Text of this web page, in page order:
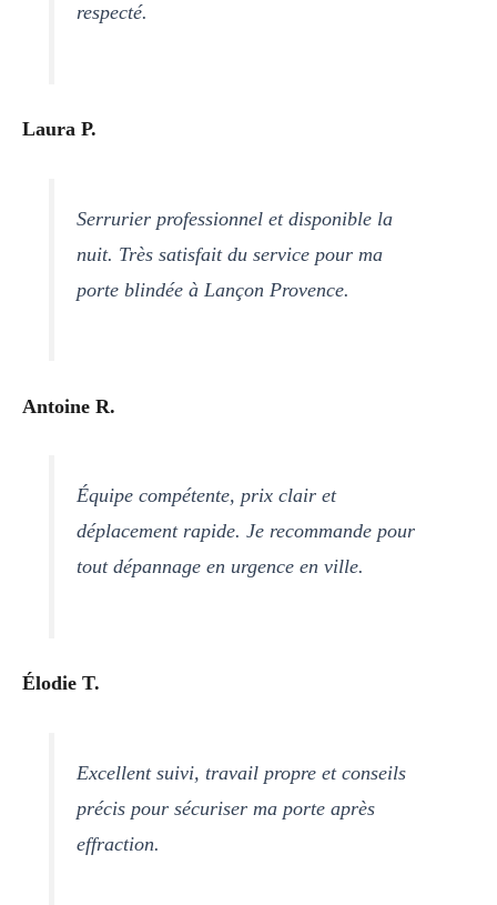
respecté.
Laura P.
Serrurier professionnel et disponible la
nuit. Très satisfait du service pour ma
porte blindée à Lançon Provence.
Antoine R.
Équipe compétente, prix clair et
déplacement rapide. Je recommande pour
tout dépannage en urgence en ville.
Élodie T.
Excellent suivi, travail propre et conseils
précis pour sécuriser ma porte après
effraction.